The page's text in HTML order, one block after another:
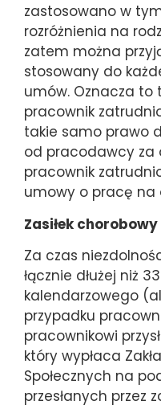
zastosowano w
rozróżnienia na
zatem można
stosowany do
umów. Oznacza to
pracownik
takie samo prawo
od pracodawcy za
pracownik
umowy o pracę na
Zasiłek chorobowy
Za czas
łącznie dłużej niż
kalendarzowego
przypadku
pracownikowi
który wypłaca
Społecznych na
przesłanych przez